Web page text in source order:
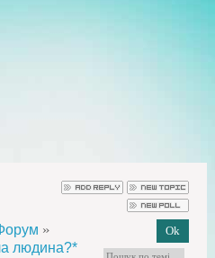
»
людина?*